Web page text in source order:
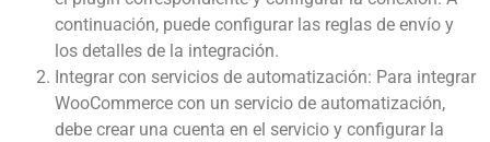
continuación, puede configurar las reglas de envío y
los detalles de la integración.
Integrar con servicios de automatización: Para integrar
WooCommerce con un servicio de automatización,
debe crear una cuenta en el servicio y configurar la